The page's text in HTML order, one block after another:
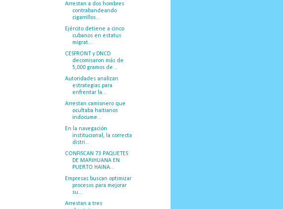
Arrestan a dos hombres
contrabandeando
cigarrillos...
Ejército detiene a cinco
cubanos en estatus
migrat...
CESFRONT y DNCD
decomisaron más de
5,000 gramos de...
Autoridades analizan
estrategias para
enfrentar la...
Arrestan camionero que
ocultaba haitianos
indocume...
En la navegación
institucional, la correcta
distri...
CONFISCAN 73 PAQUETES
DE MARIHUANA EN
PUERTO HAINA...
Empresas buscan optimizar
procesos para mejorar
su...
Arrestan a tres